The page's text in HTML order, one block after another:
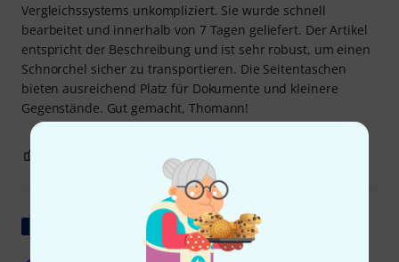
Vergleichssystems unkompliziert. Sie wurde schnell
bearbeitet und innerhalb von 7 Tagen geliefert. Der Artikel
entspricht der Beschreibung und ist sehr robust, um einen
Schnorchel sicher zu transportieren. Die Seitentaschen
bieten ausreichend Platz für Dokumente und kleinere
Gegenstände. Gut gemacht, Thomann!
Original zeigen